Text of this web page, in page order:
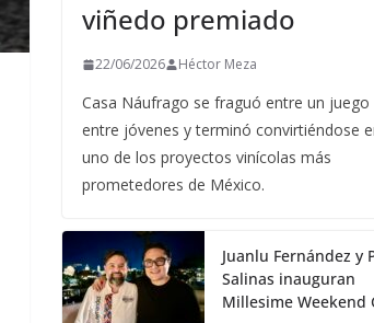
viñedo premiado
22/06/2026 Héctor Meza
Casa Náufrago se fraguó entre un juego
entre jóvenes y terminó convirtiéndose
uno de los proyectos vinícolas más
prometedores de México.
Juanlu Fernández y
Salinas inauguran
Millesime Weekend